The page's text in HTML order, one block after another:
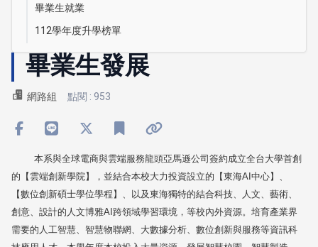
畢業生就業
112學年度升學榜單
畢業生發展
網路組 點閱 : 953
本系與全球電商與雲端服務龍頭亞馬遜公司簽約成立全台大學首創
的【雲端創新學院】，並結合本校大力投資設立的【東海AI中心】、
【數位創新碩士學位學程】、以及東海獨特的結合科技、人文、藝術、
創意、設計的人文博雅AI跨領域學習環境，等校內外資源。培育產業界
需要的人工智慧、智慧物聯網、大數據分析、數位創新與服務等資訊科